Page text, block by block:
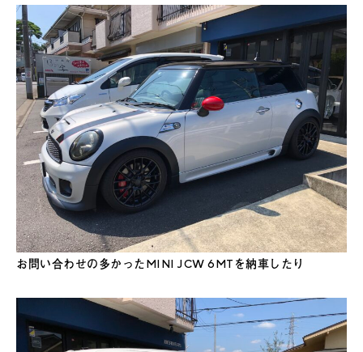
お問い合わせの多かったMINI JCW 6MTを納車したり